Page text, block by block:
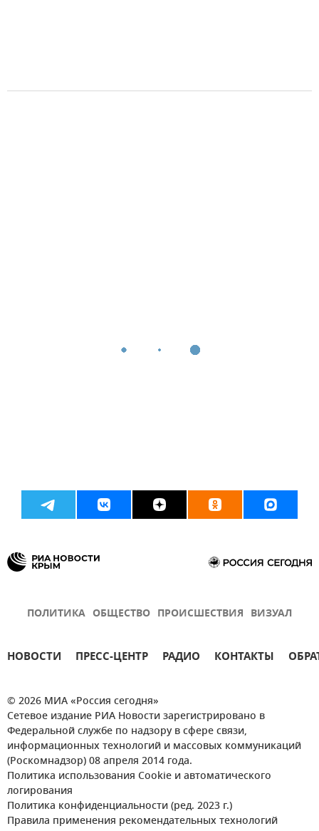
ПОЛИТИКА ОБЩЕСТВО ПРОИСШЕСТВИЯ ВИЗУАЛ
НОВОСТИ ПРЕСС-ЦЕНТР РАДИО КОНТАКТЫ
© 2026 МИА «Россия сегодня»
Сетевое издание РИА Новости зарегистрировано в
Федеральной службе по надзору в сфере связи,
информационных технологий и массовых коммуникаций
(Роскомнадзор) 08 апреля 2014 года.
Политика использования Cookie и автоматического
логирования
Политика конфиденциальности (ред. 2023 г.)
Правила применения рекомендательных технологий